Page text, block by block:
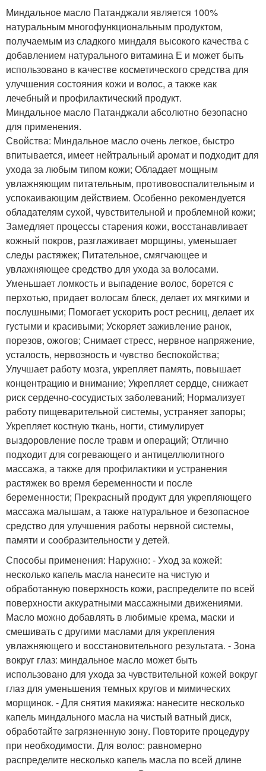
Миндальное масло Патанджали является 100%
натуральным многофункциональным продуктом,
получаемым из сладкого миндаля высокого качества с
добавлением натурального витамина Е и может быть
использовано в качестве косметического средства для
улучшения состояния кожи и волос, а также как
лечебный и профилактический продукт.
Миндальное масло Патанджали абсолютно безопасно
для применения.
Свойства: Миндальное масло очень легкое, быстро
впитывается, имеет нейтральный аромат и подходит для
ухода за любым типом кожи; Обладает мощным
увлажняющим питательным, противовоспалительным и
успокаивающим действием. Особенно рекомендуется
обладателям сухой, чувствительной и проблемной кожи;
Замедляет процессы старения кожи, восстанавливает
кожный покров, разглаживает морщины, уменьшает
следы растяжек; Питательное, смягчающее и
увлажняющее средство для ухода за волосами.
Уменьшает ломкость и выпадение волос, борется с
перхотью, придает волосам блеск, делает их мягкими и
послушными; Помогает ускорить рост ресниц, делает их
густыми и красивыми; Ускоряет заживление ранок,
порезов, ожогов; Снимает стресс, нервное напряжение,
усталость, нервозность и чувство беспокойства;
Улучшает работу мозга, укрепляет память, повышает
концентрацию и внимание; Укрепляет сердце, снижает
риск сердечно-сосудистых заболеваний; Нормализует
работу пищеварительной системы, устраняет запоры;
Укрепляет костную ткань, ногти, стимулирует
выздоровление после травм и операций; Отлично
подходит для согревающего и антицеллюлитного
массажа, а также для профилактики и устранения
растяжек во время беременности и после
беременности; Прекрасный продукт для укрепляющего
массажа малышам, а также натуральное и безопасное
средство для улучшения работы нервной системы,
памяти и сообразительности у детей.
Способы применения: Наружно: - Уход за кожей:
несколько капель масла нанесите на чистую и
обработанную поверхность кожи, распределите по всей
поверхности аккуратными массажными движениями.
Масло можно добавлять в любимые крема, маски и
смешивать с другими маслами для укрепления
увлажняющего и восстановительного результата. - Зона
вокруг глаз: миндальное масло может быть
использовано для ухода за чувствительной кожей вокруг
глаз для уменьшения темных кругов и мимических
морщинок. - Для снятия макияжа: нанесите несколько
капель миндального масла на чистый ватный диск,
обработайте загрязненную зону. Повторите процедуру
при необходимости. Для волос: равномерно
распределите несколько капель масла по всей длине